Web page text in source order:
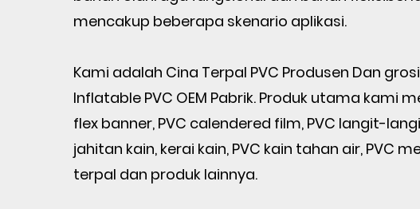
mencakup beberapa skenario aplikasi.
Kami adalah Cina Terpal PVC Produsen Dan
Inflatable PVC OEM Pabrik. Produk utama kami
flex banner, PVC calendered film, PVC langit-
jahitan kain, kerai kain, PVC kain tahan air, PVC
terpal dan produk lainnya.